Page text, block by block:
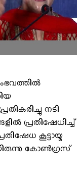
നടി
പ്രതിഷേധിച്ച്
കൂട്ടായ്മ
കോണ്‍ഗ്രസ്